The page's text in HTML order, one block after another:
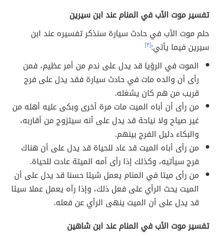
تفسير موت الأب في المنام عند ابن سيرين
حلم موت الأب في حادث سيارة سنذكر تفسيره عند ابن
سيرين فيما يأتي:[٣]
الموت في الرؤيا قد يدل على ندم من أمر عظيم، فمن
رأى أن والده مات في حادث سيارة فقد يدل على فرج
قريب من هم كان يشغله.
من رأى أن أباه الميت مات مرة أخرى وبكى عليه أهله من
غير صياح ولا نياحة قد يدل على أنه سيتزوج من أقاربه،
والبكاء دليل الفرج بينهم.
من رأى أباه الميت قد عاد للحياة قد يدل على أن هناك
فرج سيأتيه، وكذلك إذا رأى أمه الميتة عادت للحياة.
من رأى ميتا في المنام يعمل شيئا حسنا قد يدل على أن
الميت يحث الرأي على فعل ذلك، وإذا رآه يعمل عملا سيئا
قد يدل على أن الميت ينهى الرأي عن فعله.
تفسير موت الأب في المنام عند ابن شاهين